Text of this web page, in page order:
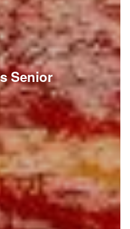
Senior